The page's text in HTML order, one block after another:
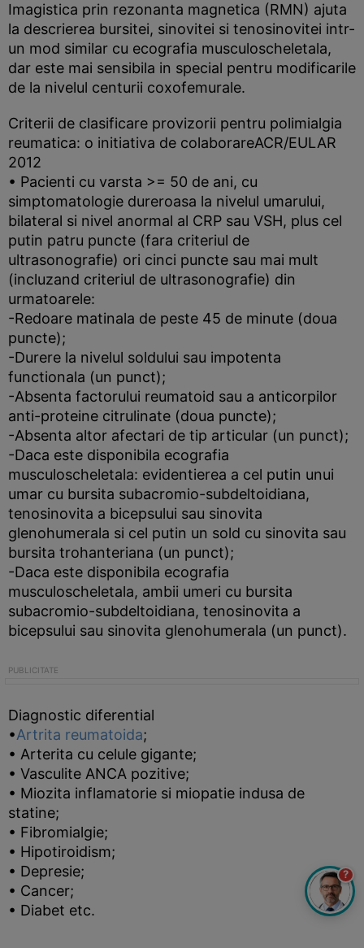
Imagistica prin rezonanta magnetica (RMN) ajuta
la descrierea bursitei, sinovitei si tenosinovitei intr-
un mod similar cu ecografia musculoscheletala,
dar este mai sensibila in special pentru modificarile
de la nivelul centurii coxofemurale.
Criterii de clasificare provizorii pentru polimialgia
reumatica: o initiativa de colaborareACR/EULAR
2012
• Pacienti cu varsta >= 50 de ani, cu
simptomatologie dureroasa la nivelul umarului,
bilateral si nivel anormal al CRP sau VSH, plus cel
putin patru puncte (fara criteriul de
ultrasonografie) ori cinci puncte sau mai mult
(incluzand criteriul de ultrasonografie) din
urmatoarele:
-Redoare matinala de peste 45 de minute (doua
puncte);
-Durere la nivelul soldului sau impotenta
functionala (un punct);
-Absenta factorului reumatoid sau a anticorpilor
anti-proteine citrulinate (doua puncte);
-Absenta altor afectari de tip articular (un punct);
-Daca este disponibila ecografia
musculoscheletala: evidentierea a cel putin unui
umar cu bursita subacromio-subdeltoidiana,
tenosinovita a bicepsului sau sinovita
glenohumerala si cel putin un sold cu sinovita sau
bursita trohanteriana (un punct);
-Daca este disponibila ecografia
musculoscheletala, ambii umeri cu bursita
subacromio-subdeltoidiana, tenosinovita a
bicepsului sau sinovita glenohumerala (un punct).
Diagnostic diferential
•Artrita reumatoida;
• Arterita cu celule gigante;
• Vasculite ANCA pozitive;
• Miozita inflamatorie si miopatie indusa de
statine;
• Fibromialgie;
• Hipotiroidism;
• Depresie;
• Cancer;
• Diabet etc.
?